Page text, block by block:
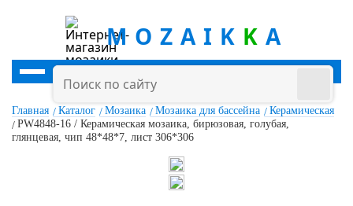
MOZAIK K A
Главная Каталог Мозаика Мозаика для бассейна
Керамическая
PW4848-16 / Керамическая мозаика, бирюзовая, голубая,
глянцевая, чип 48*48*7, лист 306*306